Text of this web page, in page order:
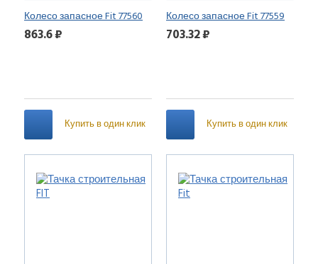
Колесо запасное Fit 77560
16х4” для тачки
863.6 ₽
Купить в один клик
Колесо запасное Fit 77559
13х3” для тачки
703.32 ₽
Купить в один клик